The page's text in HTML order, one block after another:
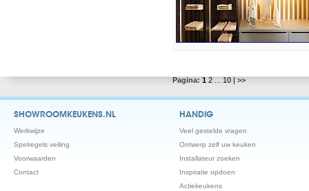
Pagina: 1 2 10 | >>
SHOWROOMKEUKENS.NL
Werkwijze
Spelregels veiling
Voorwaarden
Contact
HANDIG
Veel gestelde vragen
Ontwerp zelf uw keuken
Installateur zoeken
Inspiratie opdoen
Actiekeukens